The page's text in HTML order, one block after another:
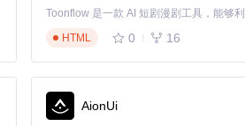
HTML
0 16
AionUi